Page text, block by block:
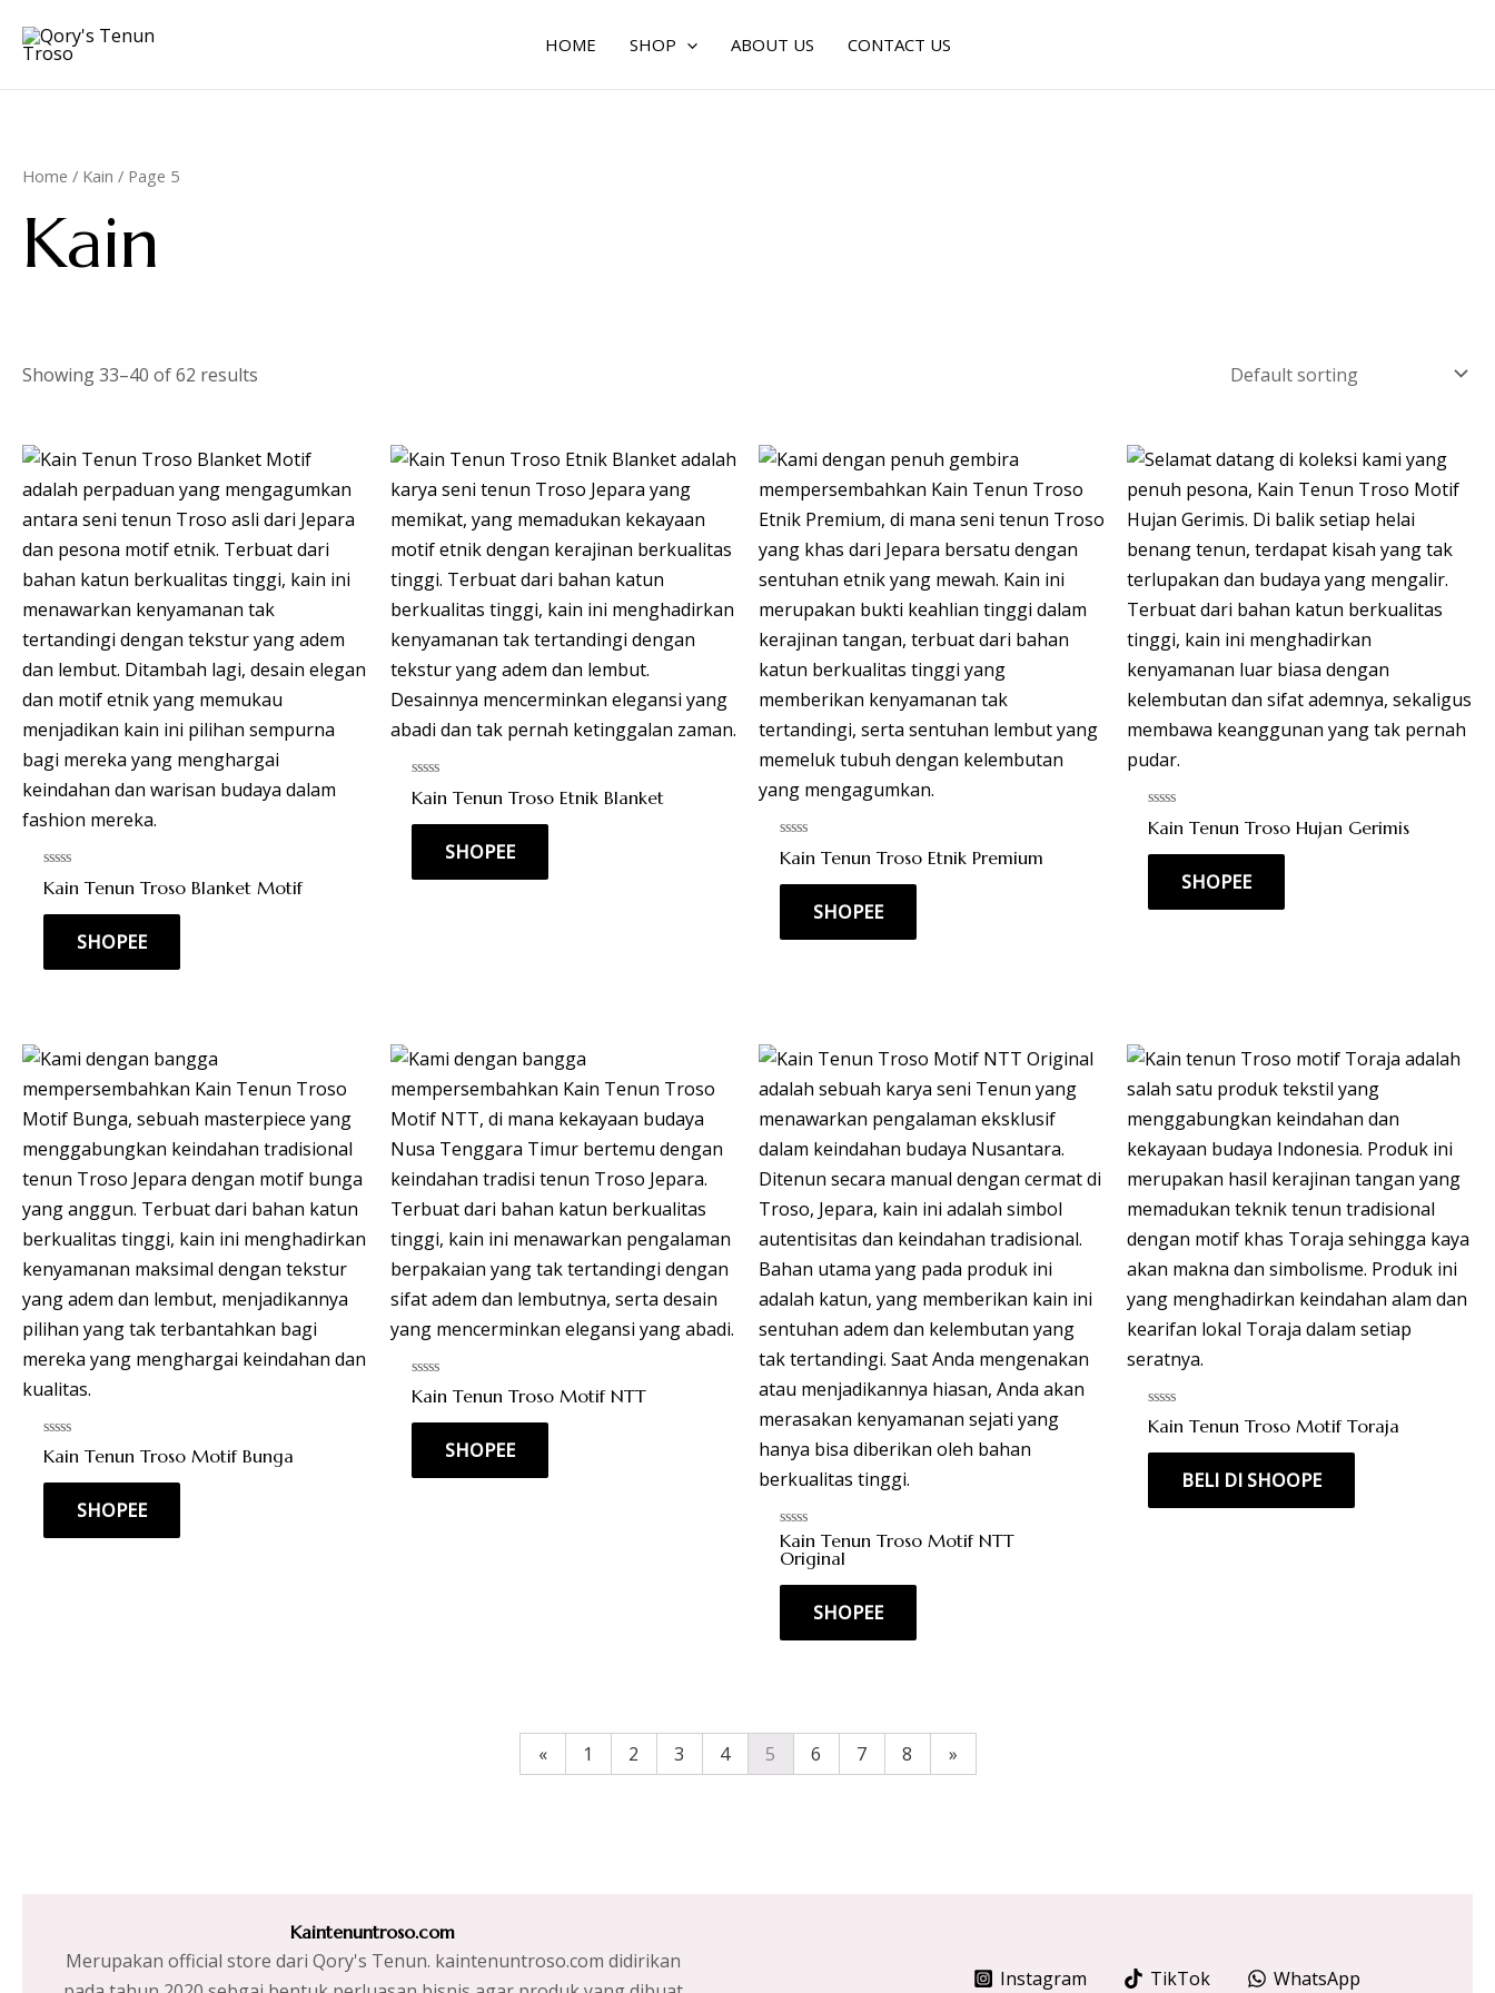
HOME SHOP ABOUT US CONTACT US
Home / Kain / Page 5
Kain
Showing 33–40 of 62 results
Rated
0
Kain Tenun Troso Blanket Motif
SHOPEE
Rated
0
Kain Tenun Troso Etnik Blanket
SHOPEE
Rated
0
Kain Tenun Troso Etnik Premium
SHOPEE
Rated
0
Kain Tenun Troso Hujan Gerimis
SHOPEE
Rated
0
Kain Tenun Troso Motif Bunga
SHOPEE
Rated
0
Kain Tenun Troso Motif NTT
SHOPEE
Rated
0
out
of
Kain Tenun Troso Motif NTT
Original
SHOPEE
Rated
0
Kain Tenun Troso Motif Toraja
BELI DI SHOOPE
« 1 2 3 4 5 6 7 8 »
Kaintenuntroso.com
Merupakan official store dari Qory's Tenun. kaintenuntroso.com didirikan
Instagram TikTok WhatsApp